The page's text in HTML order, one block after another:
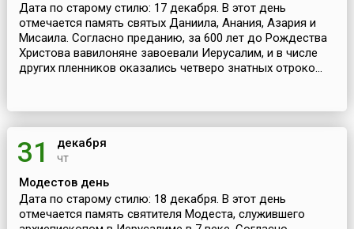
Дата по старому стилю: 17 декабря. В этот день
отмечается память святых Даниила, Анания, Азария и
Мисаила. Согласно преданию, за 600 лет до Рождества
Христова вавилоняне завоевали Иерусалим, и в числе
других пленников оказались четверо знатных отроко...
31 декабря
чт
Модестов день
Дата по старому стилю: 18 декабря. В этот день
отмечается память святителя Модеста, служившего